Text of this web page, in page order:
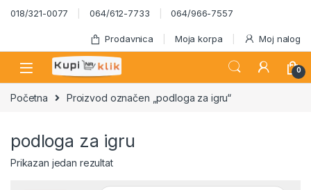
Skip to navigation
Skip to content
018/321-0077 064/612-7733 064/966-7557
Prodavnica Moja korpa Moj nalog
0
Početna Proizvod označen „podloga za igru“
podloga za igru
Prikazan jedan rezultat